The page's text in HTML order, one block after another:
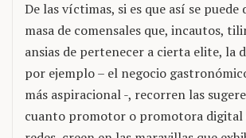
De las víctimas, si es que así se
masa de comensales que, incautos,
ansias de pertenecer a cierta elite, la
por ejemplo – el negocio
más aspiracional -, recorren las
cuanto promotor o promotora digital